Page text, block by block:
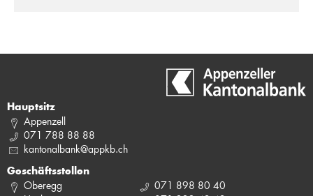
Hauptsitz
Appenzell
071 788 88 88
kantonalbank@appkb.ch
Geschäftsstellen
Oberegg
071 898 80 40